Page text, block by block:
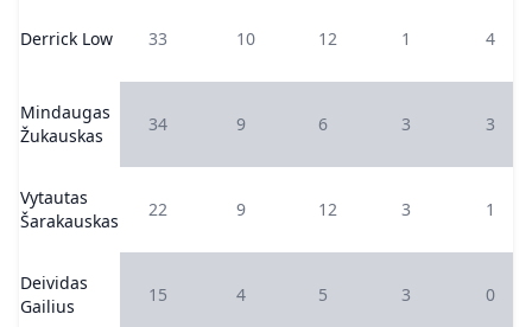
Derrick Low 33 10 12 1 4
Mindaugas
Žukauskas
34 9 6 3 3
Vytautas
Šarakauskas
22 9 12 3 1
Deividas
Gailius
15 4 5 3 0